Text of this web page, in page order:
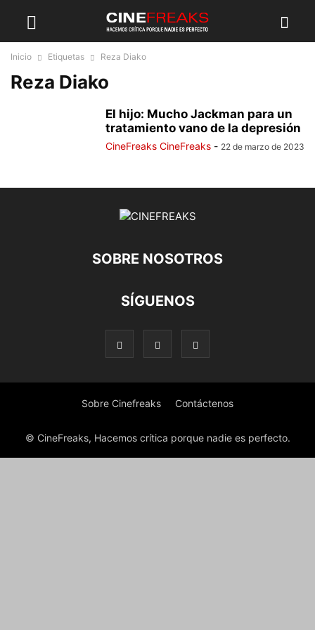
Inicio Etiquetas Reza Diako
Reza Diako
El hijo: Mucho Jackman para un
tratamiento vano de la depresión
CineFreaks CineFreaks - 22 de marzo de 2023
SOBRE NOSOTROS
SÍGUENOS
Sobre Cinefreaks Contáctenos
© CineFreaks, Hacemos crítica porque nadie es perfecto.